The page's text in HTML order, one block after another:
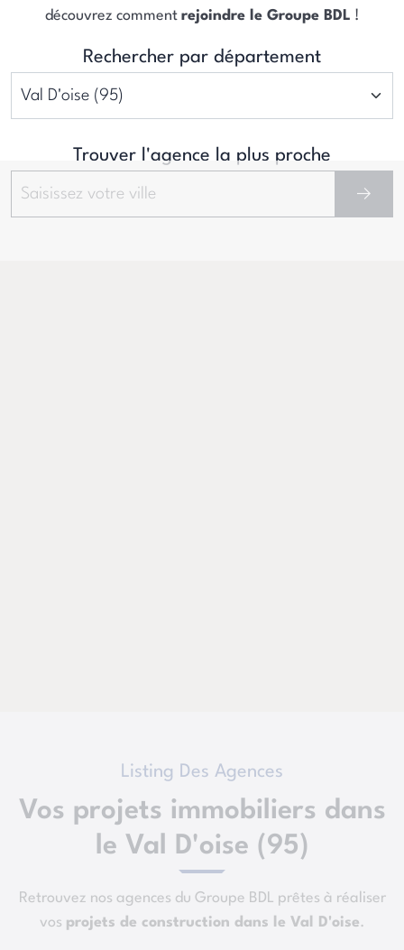
découvrez comment rejoindre le Groupe BDL !
Rechercher par département
Trouver l'agence la plus proche
Listing Des Agences
Vos projets immobiliers dans
le Val D'oise (95)
Retrouvez nos agences du Groupe BDL prêtes à réaliser
vos projets de construction dans le Val D'oise.